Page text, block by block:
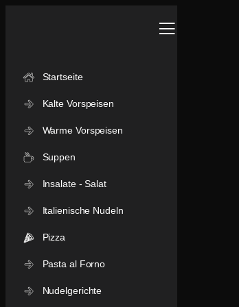
Startseite
Kalte Vorspeisen
Warme Vorspeisen
Suppen
Insalate - Salat
Italienische Nudeln
Pizza
Pasta al Forno
Nudelgerichte